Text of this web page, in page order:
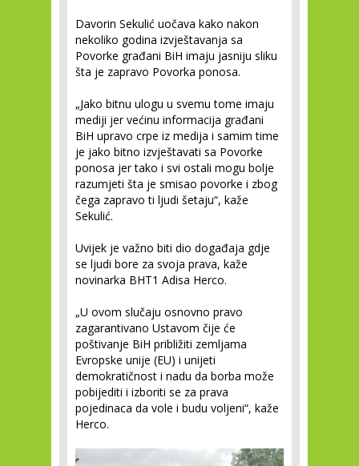
Davorin Sekulić uočava kako nakon
nekoliko godina izvještavanja sa
Povorke građani BiH imaju jasniju sliku
šta je zapravo Povorka ponosa.
„Jako bitnu ulogu u svemu tome imaju
mediji jer većinu informacija građani
BiH upravo crpe iz medija i samim time
je jako bitno izvještavati sa Povorke
ponosa jer tako i svi ostali mogu bolje
razumjeti šta je smisao povorke i zbog
čega zapravo ti ljudi šetaju“, kaže
Sekulić.
Uvijek je važno biti dio događaja gdje
se ljudi bore za svoja prava, kaže
novinarka BHT1 Adisa Herco.
„U ovom slučaju osnovno pravo
zagarantivano Ustavom čije će
poštivanje BiH približiti zemljama
Evropske unije (EU) i unijeti
demokratičnost i nadu da borba može
pobijediti i izboriti se za prava
pojedinaca da vole i budu voljeni“, kaže
Herco.